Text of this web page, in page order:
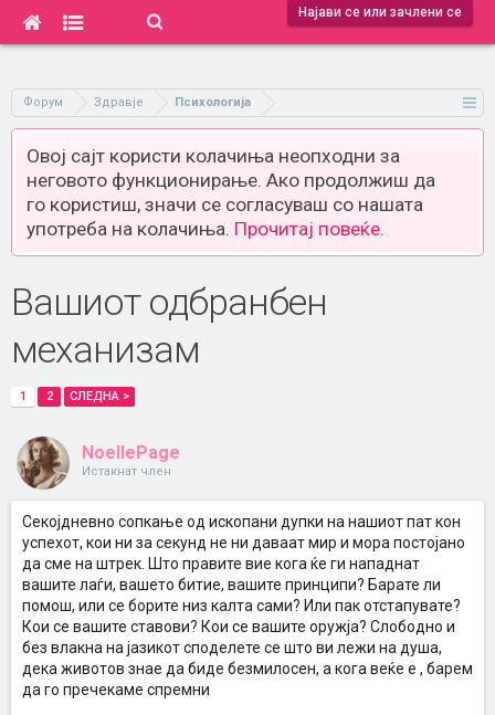
Најави се или зачлени се
Форум Здравје Психологија
Овој сајт користи колачиња неопходни за
неговото функционирање. Ако продолжиш да
го користиш, значи се согласуваш со нашата
употреба на колачиња. Прочитај повеќе.
Вашиот одбранбен
механизам
1 2 СЛЕДНА >
NoellePage
Истакнат член
Секојдневно сопкање од ископани дупки на нашиот пат кон
успехот, кои ни за секунд не ни даваат мир и мора постојано
да сме на штрек. Што правите вие кога ќе ги нападнат
вашите лаѓи, вашето битие, вашите принципи? Барате ли
помош, или се борите низ калта сами? Или пак отстапувате?
Кои се вашите ставови? Кои се вашите оружја? Слободно и
без влакна на јазикот споделете се што ви лежи на душа,
дека животов знае да биде безмилосен, а кога веќе е , барем
да го пречекаме спремни